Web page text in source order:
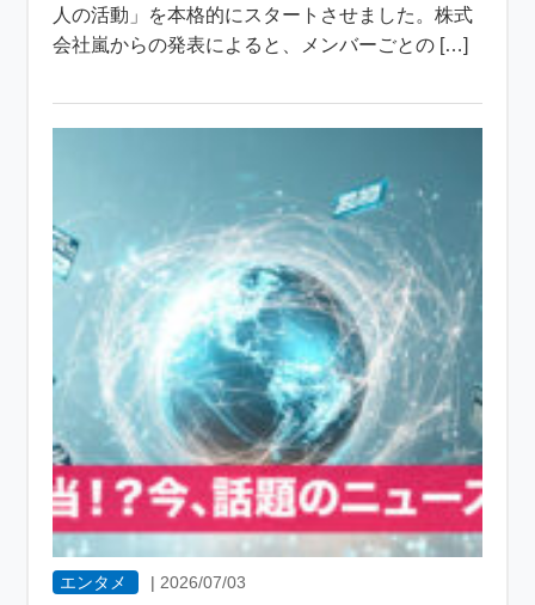
人の活動」を本格的にスタートさせました。株式
会社嵐からの発表によると、メンバーごとの […]
エンタメ |2026/07/03